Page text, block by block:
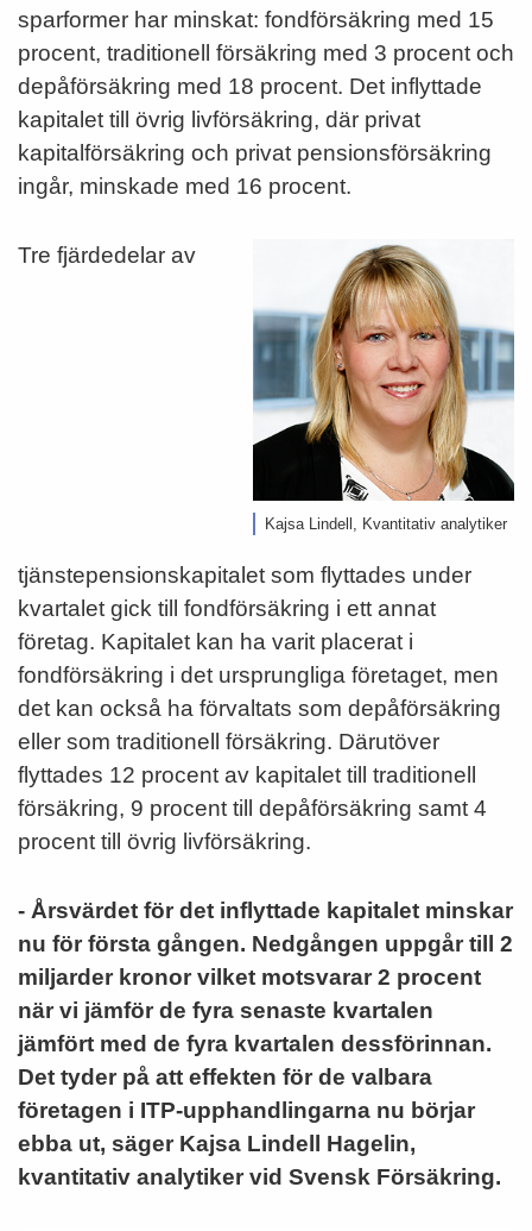
sparformer har minskat: fondförsäkring med 15
procent, traditionell försäkring med 3 procent och
depåförsäkring med 18 procent. Det inflyttade
kapitalet till övrig livförsäkring, där privat
kapitalförsäkring och privat pensionsförsäkring
ingår, minskade med 16 procent.
Kajsa Lindell, Kvantitativ analytiker
Tre fjärdedelar av
tjänstepensionskapitalet som flyttades under
kvartalet gick till fondförsäkring i ett annat
företag. Kapitalet kan ha varit placerat i
fondförsäkring i det ursprungliga företaget, men
det kan också ha förvaltats som depåförsäkring
eller som traditionell försäkring. Därutöver
flyttades 12 procent av kapitalet till traditionell
försäkring, 9 procent till depåförsäkring samt 4
procent till övrig livförsäkring.
- Årsvärdet för det inflyttade kapitalet minskar
nu för första gången. Nedgången uppgår till 2
miljarder kronor vilket motsvarar 2 procent
när vi jämför de fyra senaste kvartalen
jämfört med de fyra kvartalen dessförinnan.
Det tyder på att effekten för de valbara
företagen i ITP-upphandlingarna nu börjar
ebba ut, säger Kajsa Lindell Hagelin,
kvantitativ analytiker vid Svensk Försäkring.